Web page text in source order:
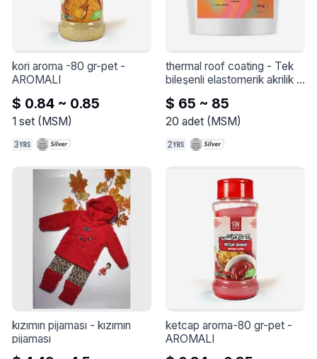
kori aroma -80 gr-pet
AROMALI
$ 0.84 ~ 0.85
1 set(MSM)
thermal roof coating - Tek
bileşenli elastomerik akrilik
reçine esaslı esnek akrilik su
yalıtım ve ısı yalıtım
kaplaması.
$ 65 ~ 85
20 adet (MSM)
kızımın pijaması - kızımın
pijaması
ketcap aroma-80 gr-pet
AROMALI